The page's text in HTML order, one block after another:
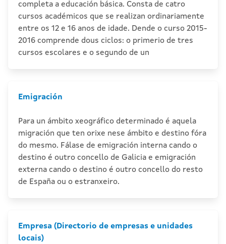
completa a educación básica. Consta de catro
cursos académicos que se realizan ordinariamente
entre os 12 e 16 anos de idade. Dende o curso 2015-
2016 comprende dous ciclos: o primerio de tres
cursos escolares e o segundo de un
Emigración
Para un ámbito xeográfico determinado é aquela
migración que ten orixe nese ámbito e destino fóra
do mesmo. Fálase de emigración interna cando o
destino é outro concello de Galicia e emigración
externa cando o destino é outro concello do resto
de España ou o estranxeiro.
Empresa (Directorio de empresas e unidades
locais)